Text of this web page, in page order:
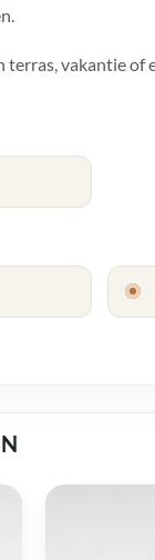
terras, vakantie of